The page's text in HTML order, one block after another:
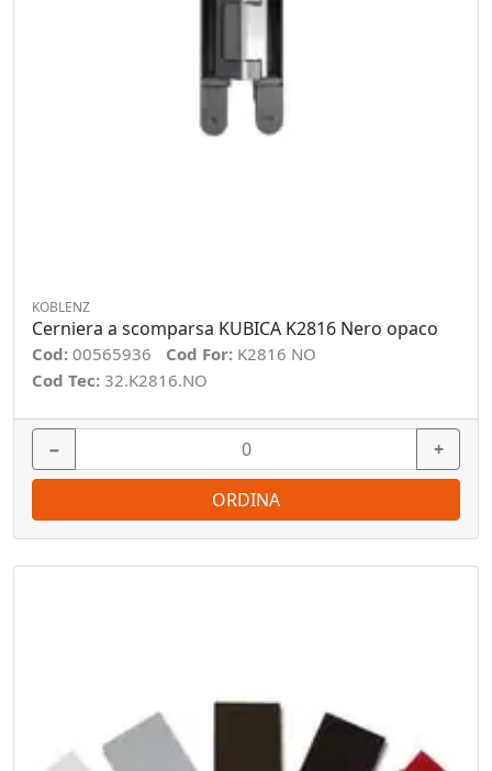
KOBLENZ
Cerniera a scomparsa KUBICA K2816 Nero opaco
Cod: 00565936 Cod For: K2816 NO
Cod Tec: 32.K2816.NO
− +
ORDINA